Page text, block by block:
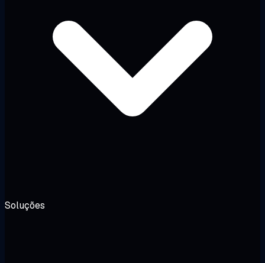
Soluções